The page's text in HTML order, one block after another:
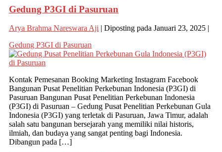
Gedung P3GI di Pasuruan
Arya Brahma Nareswara Aji Diposting pada Januari 23, 2025
Gedung P3GI di Pasuruan
Kontak Pemesanan Booking Marketing Instagram Facebook
Bangunan Pusat Penelitian Perkebunan Indonesia (P3GI) di
Pasuruan Bangunan Pusat Penelitian Perkebunan Indonesia
(P3GI) di Pasuruan – Gedung Pusat Penelitian Perkebunan Gula
Indonesia (P3GI) yang terletak di Pasuruan, Jawa Timur, adalah
salah satu bangunan bersejarah yang memiliki nilai historis,
ilmiah, dan budaya yang sangat penting bagi Indonesia.
Dibangun pada […]